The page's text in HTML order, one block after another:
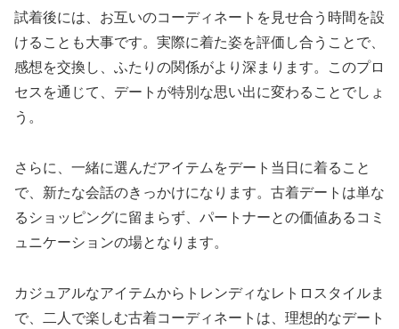
試着後には、お互いのコーディネートを見せ合う時間を設
けることも大事です。実際に着た姿を評価し合うことで、
感想を交換し、ふたりの関係がより深まります。このプロ
セスを通じて、デートが特別な思い出に変わることでしょ
う。
さらに、一緒に選んだアイテムをデート当日に着ること
で、新たな会話のきっかけになります。古着デートは単な
るショッピングに留まらず、パートナーとの価値あるコミ
ュニケーションの場となります。
カジュアルなアイテムからトレンディなレトロスタイルま
で、二人で楽しむ古着コーディネートは、理想的なデート